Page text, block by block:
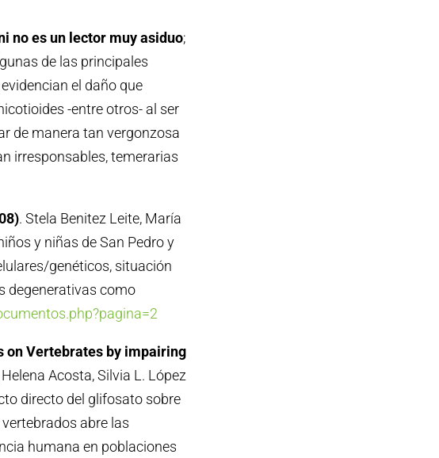
no es un lector muy asiduo;
de las principales
el daño que
-entre otros- al ser
de manera tan vergonzosa
irresponsables, temerarias
. Stela Benitez Leite, María
y niñas de San Pedro y
genéticos, situación
degenerativas como
on Vertebrates by impairing
Acosta, Silvia L. López
directo del glifosato sobre
abre las
humana en poblaciones